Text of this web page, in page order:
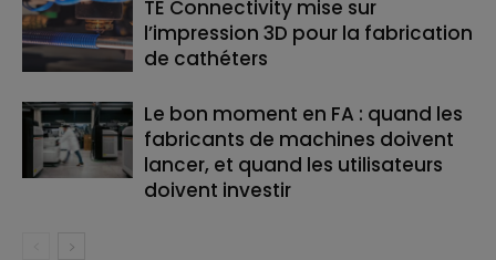
TE Connectivity mise sur
l’impression 3D pour la fabrication
de cathéters
Le bon moment en FA : quand les
fabricants de machines doivent
lancer, et quand les utilisateurs
doivent investir